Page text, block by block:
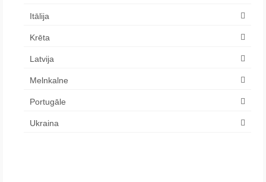
Itālija
Krēta
Latvija
Melnkalne
Portugāle
Ukraina